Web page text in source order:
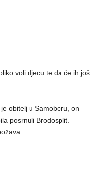
voli djecu te da će ih još
obitelj u Samoboru, on
posrnuli Brodosplit.